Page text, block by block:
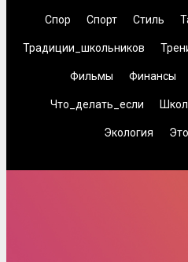
Спор Спорт Стиль
Традиции_школьников
Фильмы Финансы
Что_делать_если
Экология